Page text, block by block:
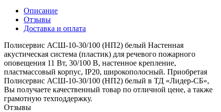
Описание
Отзывы
Доставка и оплата
Полисервис АСШ-10-30/100 (НП2) белый Настенная
акустическая система (пластик) для речевого пожарного
оповещения 11 Вт, 30/100 В, настенное крепление,
пластмассовый корпус, IP20, широкополосный. Приобретая
Полисервис АСШ-10-30/100 (НП2) белый в ТД «Лидер-СБ»,
Вы получаете качественный товар по отличной цене, а также
грамотную техподдержку.
Отзывы